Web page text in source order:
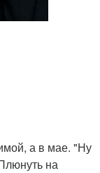
а в мае. "Ну
на